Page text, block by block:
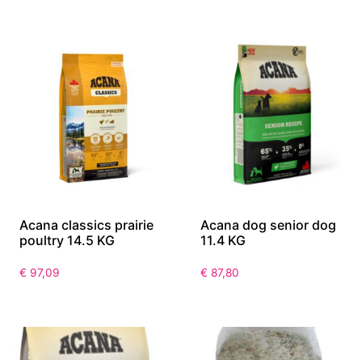
Acana classics prairie
poultry 14.5 KG
€ 97,09
Acana dog senior dog
11.4 KG
€ 87,80